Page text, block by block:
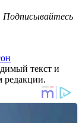
Подписывайтесь
текст и
редакции.